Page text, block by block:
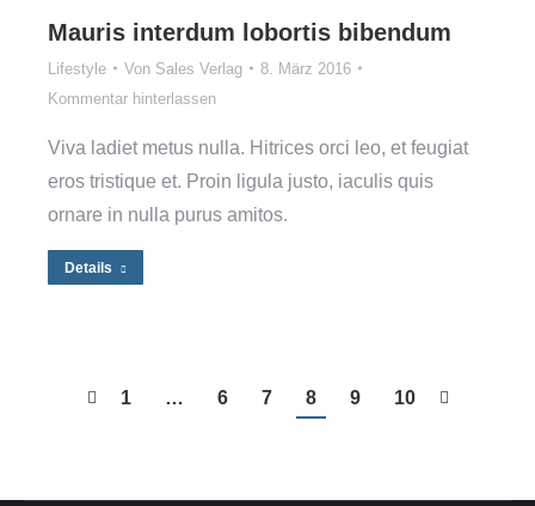
Mauris interdum lobortis bibendum
Lifestyle Von Sales Verlag
8. März 2016
Kommentar hinterlassen
Viva ladiet metus nulla. Hitrices orci leo, et feugiat
eros tristique et. Proin ligula justo, iaculis quis
ornare in nulla purus amitos.
Details
1 … 6 7 8 9 10